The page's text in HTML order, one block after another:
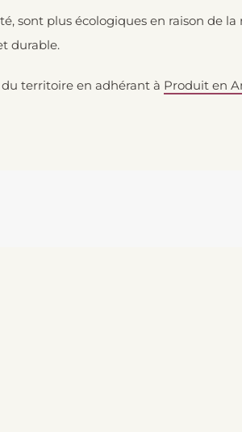
sont plus écologiques en raison de
durable.
territoire en adhérant à Produit en